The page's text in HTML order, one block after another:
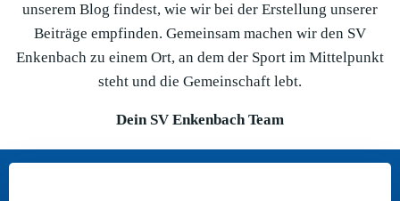
unserem Blog findest, wie wir bei der Erstellung unserer
Beiträge empfinden. Gemeinsam machen wir den SV
Enkenbach zu einem Ort, an dem der Sport im Mittelpunkt
steht und die Gemeinschaft lebt.
Dein SV Enkenbach Team